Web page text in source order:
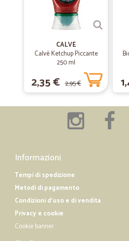
Tutto perfetto
—Carlo M.
Imballaggip eccezionale velocità di…
Imballaggip eccezionale velocità di
CALVE
Calvè Ketchup Piccante
250 ml
2,35 € 2,95 €
Informazioni
Tempi di spedizione
Metodi di pagamento
Condizioni d'uso e di vendita
Privacy e cookie
Cookie banner